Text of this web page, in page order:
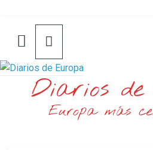
contenido
Diarios
Europa más